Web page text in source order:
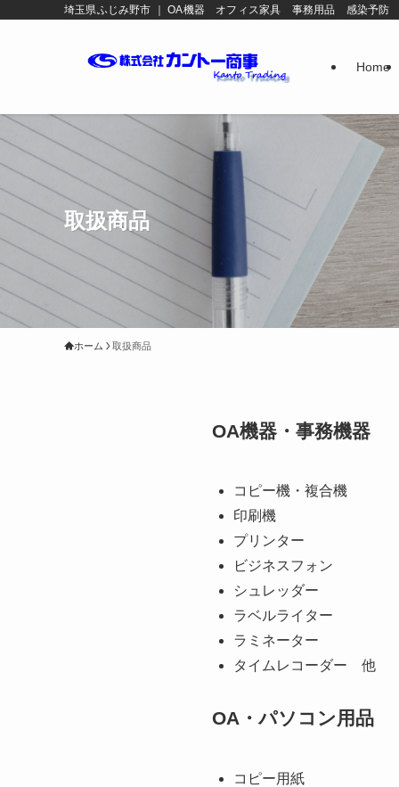
埼玉県ふじみ野市 ｜ OA機器 オフィス家具 事務用品 感染予防
Home
取扱商品
ホーム 取扱商品
OA機器・事務機器
コピー機・複合機
印刷機
プリンター
ビジネスフォン
シュレッダー
ラベルライター
ラミネーター
タイムレコーダー 他
OA・パソコン用品
コピー用紙